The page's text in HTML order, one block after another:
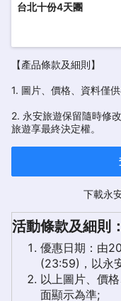
台北十份4天團
【產品條款及細則】
1. 圖片、價格、資料僅
2. 永安旅遊保留隨時修
旅遊享最終決定權。
下載永
活動條款及細則：
優惠日期：由
(23:59)，以永
以上圖片、價
面顯示為準;